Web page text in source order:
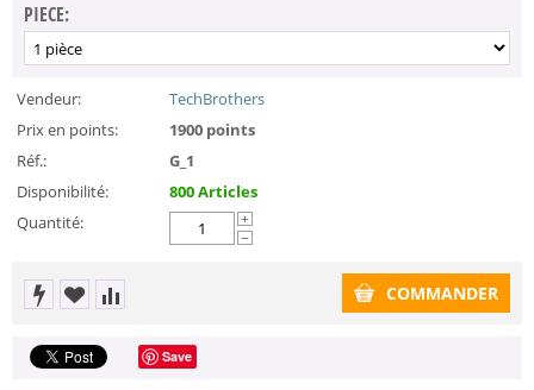
PIECE:
Vendeur:
TechBrothers
Prix en points:
1900 points
Réf.:
G_1
Disponibilité:
800 Articles
Quantité:
+
−
COMMANDER
Save